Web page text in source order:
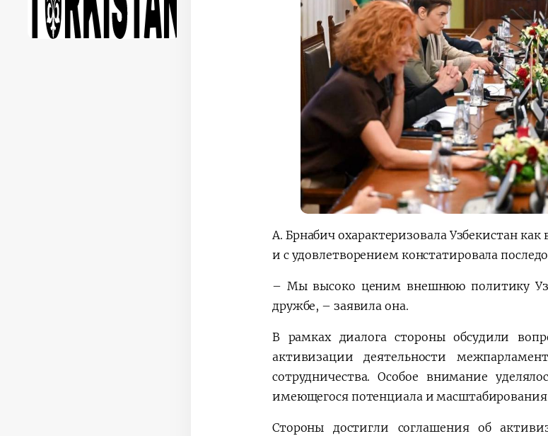
А. Брнабич охарактеризовала Узбекистан
и с удовлетворением констатировала
– Мы высоко ценим внешнюю политику
дружбе, – заявила она.
В рамках диалога стороны обсудили
активизации деятельности
сотрудничества. Особое внимание
имеющегося потенциала и
Стороны достигли соглашения об